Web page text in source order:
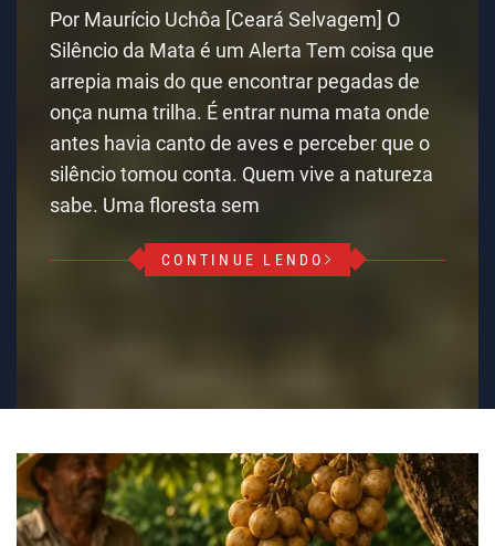
Por Maurício Uchôa [Ceará Selvagem] O
Silêncio da Mata é um Alerta Tem coisa que
arrepia mais do que encontrar pegadas de
onça numa trilha. É entrar numa mata onde
antes havia canto de aves e perceber que o
silêncio tomou conta. Quem vive a natureza
sabe. Uma floresta sem
CONTINUE LENDO